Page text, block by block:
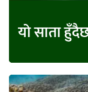
यो साता